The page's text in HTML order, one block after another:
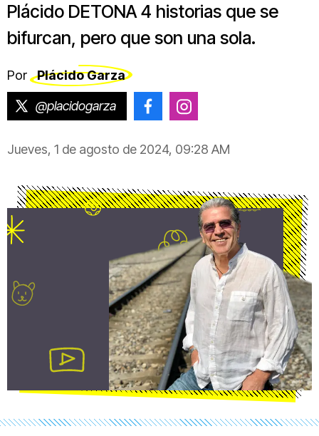
Plácido DETONA 4 historias que se
bifurcan, pero que son una sola.
Por Plácido Garza
@placidogarza @placido.garza
Jueves, 1 de agosto de 2024, 09:28 AM